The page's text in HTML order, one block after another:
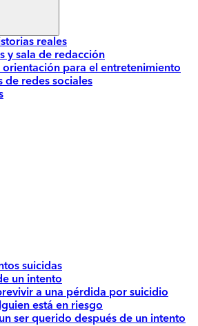
reales
y sala de redacción
orientación para el entretenimiento
de redes sociales
suicidas
un intento
a una pérdida por suicidio
está en riesgo
ser querido después de un intento